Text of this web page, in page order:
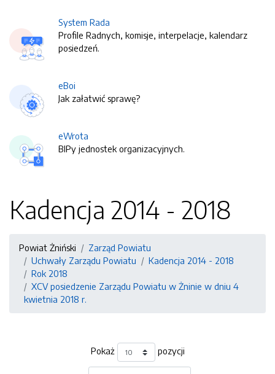
System Rada
Profile Radnych, komisje, interpelacje, kalendarz
posiedzeń.
eBoi
Jak załatwić sprawę?
eWrota
BIPy jednostek organizacyjnych.
Kadencja 2014 - 2018
Powiat Żniński
Zarząd Powiatu
Uchwały Zarządu Powiatu
Kadencja 2014 - 2018
Rok 2018
XCV posiedzenie Zarządu Powiatu w Żninie w dniu 4
kwietnia 2018 r.
Pokaż pozycji